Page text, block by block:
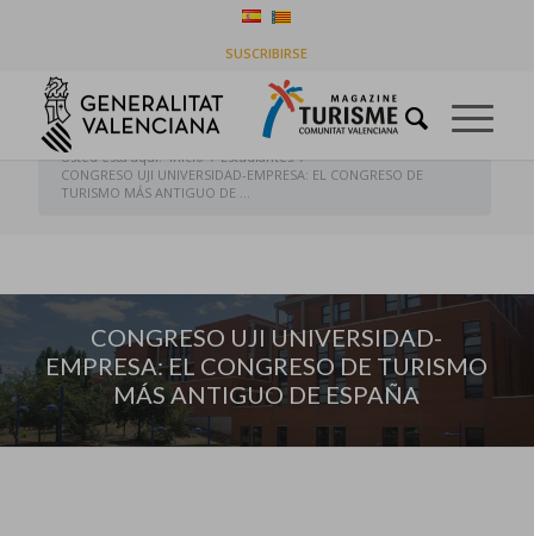
SUSCRIBIRSE
CONGRESO DE TURISMO MÁS ANTIGUO DE
ESPAÑA
Usted está aquí: Inicio / Estudiantes /
CONGRESO UJI UNIVERSIDAD-EMPRESA: EL CONGRESO DE
TURISMO MÁS ANTIGUO DE ...
CONGRESO UJI UNIVERSIDAD-
EMPRESA: EL CONGRESO DE TURISMO
MÁS ANTIGUO DE ESPAÑA